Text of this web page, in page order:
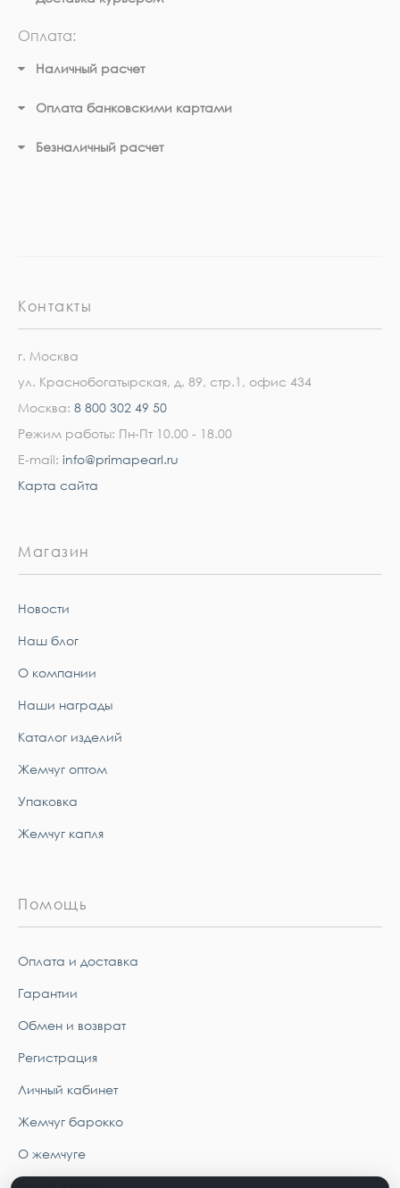
Оплата:
Наличный расчет
Оплата банковскими картами
Безналичный расчет
Контакты
г. Москва
ул. Краснобогатырская, д. 89, стр.1, офис 434
Москва: 8 800 302 49 50
Режим работы: Пн-Пт 10.00 - 18.00
E-mail: info@primapearl.ru
Карта сайта
Магазин
Новости
Наш блог
О компании
Наши награды
Каталог изделий
Жемчуг оптом
Упаковка
Жемчуг капля
Помощь
Оплата и доставка
Гарантии
Обмен и возврат
Регистрация
Личный кабинет
Жемчуг барокко
О жемчуге